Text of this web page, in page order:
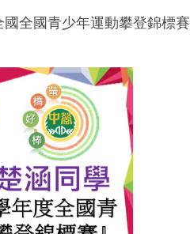
全國青少年運動攀登錦標賽